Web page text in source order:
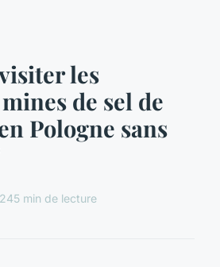
les
de sel de
Pologne sans
5 min de lecture